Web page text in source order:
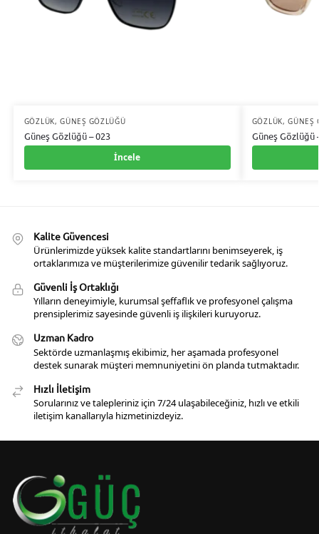
GÖZLÜK,GÜNEŞ GÖZLÜĞÜ
Güneş Gözlüğü – 023
İncele
GÖZLÜK,GÜNEŞ
Güneş Gözlüğü
Kalite Güvencesi
Ürünlerimizde yüksek kalite standartlarını benimseyerek, iş
ortaklarımıza ve müşterilerimize güvenilir tedarik sağlıyoruz.
Güvenli İş Ortaklığı
Yılların deneyimiyle, kurumsal şeffaflık ve profesyonel çalışma
prensiplerimiz sayesinde güvenli iş ilişkileri kuruyoruz.
Uzman Kadro
Sektörde uzmanlaşmış ekibimiz, her aşamada profesyonel
destek sunarak müşteri memnuniyetini ön planda tutmaktadır.
Hızlı İletişim
Sorularınız ve talepleriniz için 7/24 ulaşabileceğiniz, hızlı ve etkili
iletişim kanallarıyla hizmetinizdeyiz.